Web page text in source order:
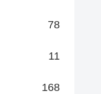
78
11
168